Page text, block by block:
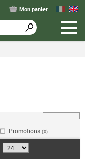
Mon panier
Promotions (0)